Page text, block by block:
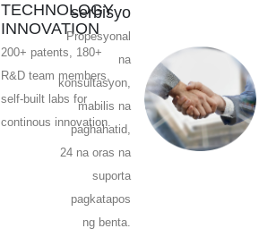
TECHNOLOGY
INNOVATION
200+ patents, 180+
R&D team members,
self-built labs for
continous innovation.
serbisyo
Propesyonal
na
konsultasyon,
mabilis na
paghahatid,
24 na oras na
suporta
pagkatapos
ng benta.